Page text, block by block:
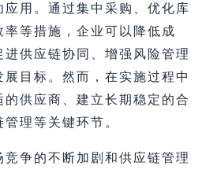
应用。通过集中采购、优化库
等措施，企业可以降低成
供应链协同、增强风险管理
目标。然而，在实施过程中
供应商、建立长期稳定的合
理等关键环节。
争的不断加剧和供应链管理